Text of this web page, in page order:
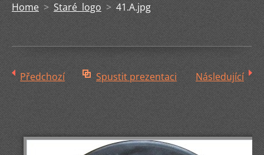
Home > Staré logo > 41.A.jpg
Předchozí Spustit prezentaci Následující